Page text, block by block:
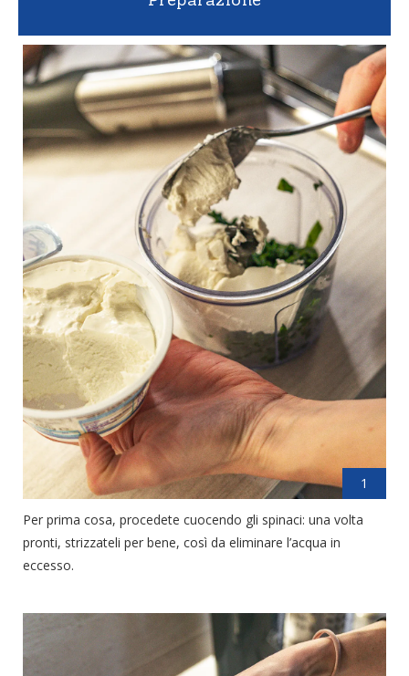
1
Per prima cosa, procedete cuocendo gli spinaci: una volta
pronti, strizzateli per bene, così da eliminare l’acqua in
eccesso.